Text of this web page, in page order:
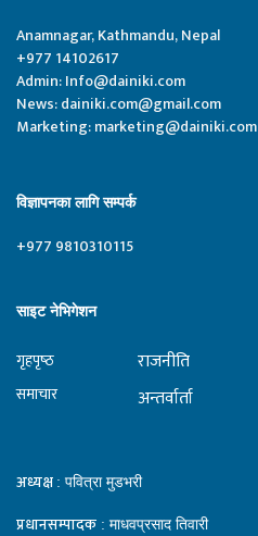
Anamnagar, Kathmandu, Nepal
+977 14102617
Admin:Info@dainiki.com
News:dainiki.com@gmail.com
Marketing:marketing@dainiki.com
विज्ञापनका लागि सम्पर्क
+977 9810310115
साइट नेभिगेशन
गृहपृष्‍ठ
समाचार
राजनीति
अन्तर्वार्ता
अध्यक्ष : पवित्रा मुडभरी
प्रधानसम्पादक : माधवप्रसाद तिवारी